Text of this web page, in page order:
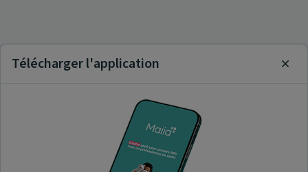
Télécharger l'application